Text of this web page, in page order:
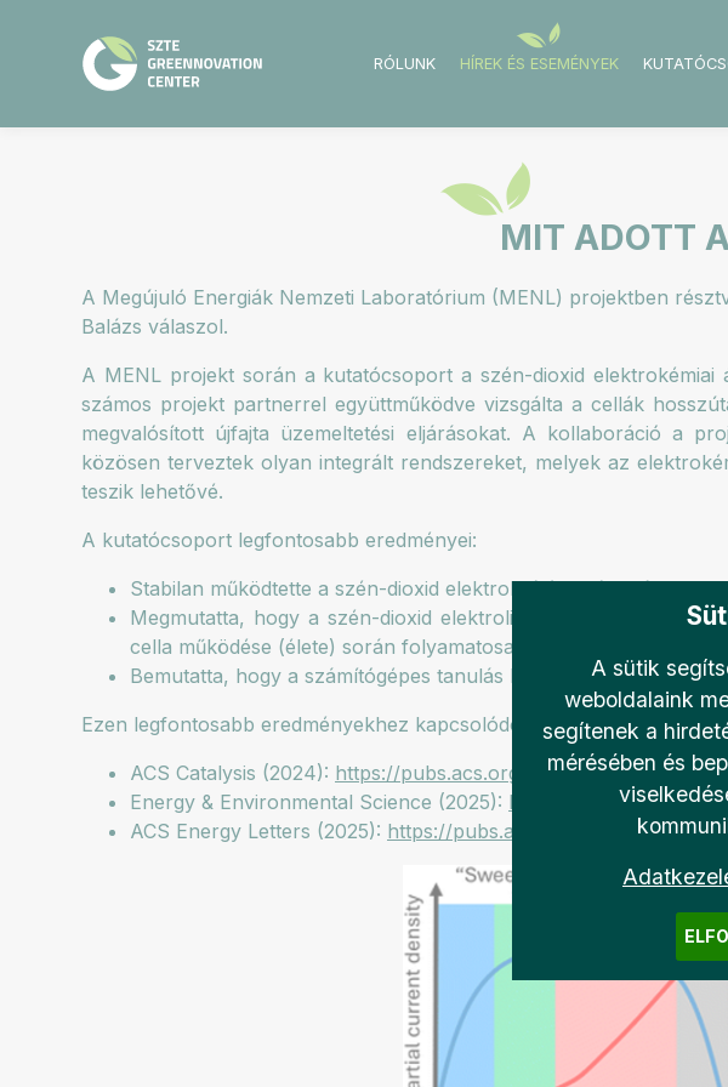
RÓLUNK HÍREK ÉS ESEMÉNYEK
MIT ADOTT
A Megújuló Energiák Nemzeti Laboratórium (MENL) projektben
Balázs válaszol.
A MENL projekt során a kutatócsoport a szén-dioxid
számos projekt partnerrel együttműködve vizsgálta a cellák
megvalósított újfajta üzemeltetési eljárásokat. A kollaboráció a
közösen terveztek olyan integrált rendszereket, melyek az
teszik lehetővé.
A kutatócsoport legfontosabb eredményei:
Stabilan működtette a szén-dioxid elektrolizáló cellákat úgy,
Megmutatta, hogy a szén-dioxid elektrolizáló cellák
cella működése (élete) során folyamatosan változik, így az
Bemutatta, hogy a számítógépes tanulás kínálta eszközök
Ezen legfontosabb eredményekhez kapcsolódó megjelent
ACS Catalysis (2024): https://pubs.acs.org/doi/full/10.1021/
Energy & Environmental Science (2025): https://pubs.rsc.org/
ACS Energy Letters (2025): https://pubs.acs.org/doi/full/10.1021/
A sütik
weboldalaink
segítenek a
mérésében és